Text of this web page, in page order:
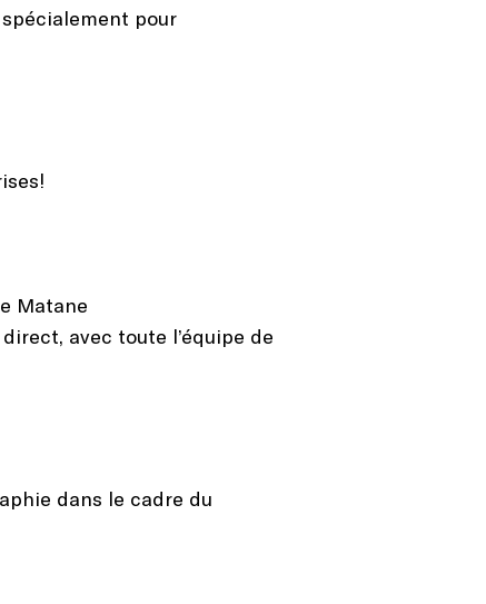
pour
Matane
avec toute l’équipe de
dans le cadre du